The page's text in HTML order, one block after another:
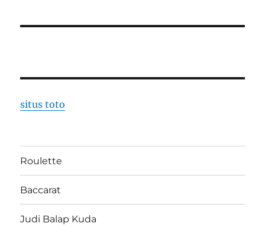
situs toto
Roulette
Baccarat
Judi Balap Kuda